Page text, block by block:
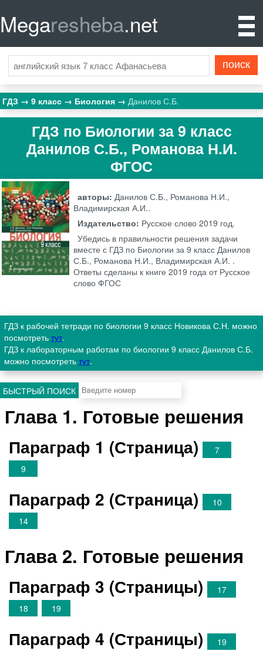
Megaresheba.net
ГДЗ 9 класс Биология Данилов С.Б.
ГДЗ по Биологии за 9 класс
Данилов С.Б., Романова Н.И.
ФГОС
авторы:Данилов С.Б., Романова Н.И.,
Владимирская А.И..
Издательство: Русское слово 2019 год.
Убедись в правильности решения задачи
вместе с ГДЗ по Биологии за 9 класс Данилов
С.Б., Романова Н.И., Владимирская А.И. .
Ответы сделаны к книге 2019 года от Русское
слово ФГОС
ГДЗ к рабочей тетради по биологии 9 класс Новикова С.Н. можно
посмотреть тут.
ГДЗ к лабораторным работам по биологии 9 класс Данилов С.Б.
можно посмотреть тут.
БЫСТРЫЙ ПОИСК
Глава 1. Готовые решения
Параграф 1 (Страница)
7
9
Параграф 2 (Страница)
10
14
Глава 2. Готовые решения
Параграф 3 (Страницы)
17
18
19
Параграф 4 (Страницы)
19